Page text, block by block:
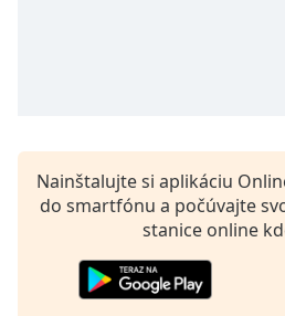
and
closeNainštalujte si aplikáciu
do smartfónu a počúvajte
stanice online